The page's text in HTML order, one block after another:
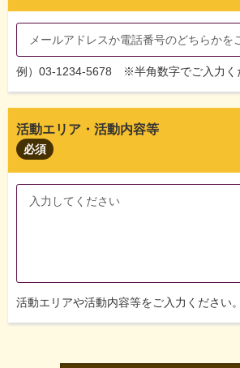
例）03-1234-5678 ※半角数字でご入力く
活動エリア・活動内容等
必須
活動エリアや活動内容等をご入力ください。